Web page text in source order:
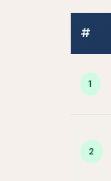
#
1
2